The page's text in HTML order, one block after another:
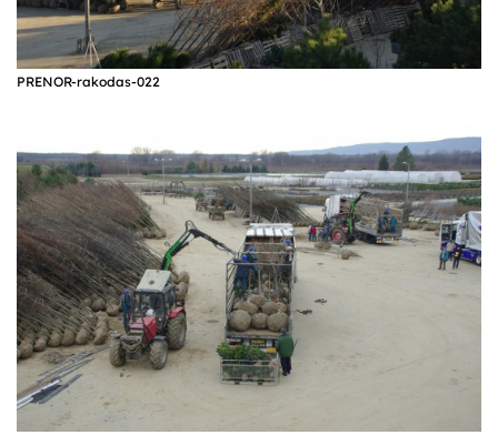
PRENOR-rakodas-022